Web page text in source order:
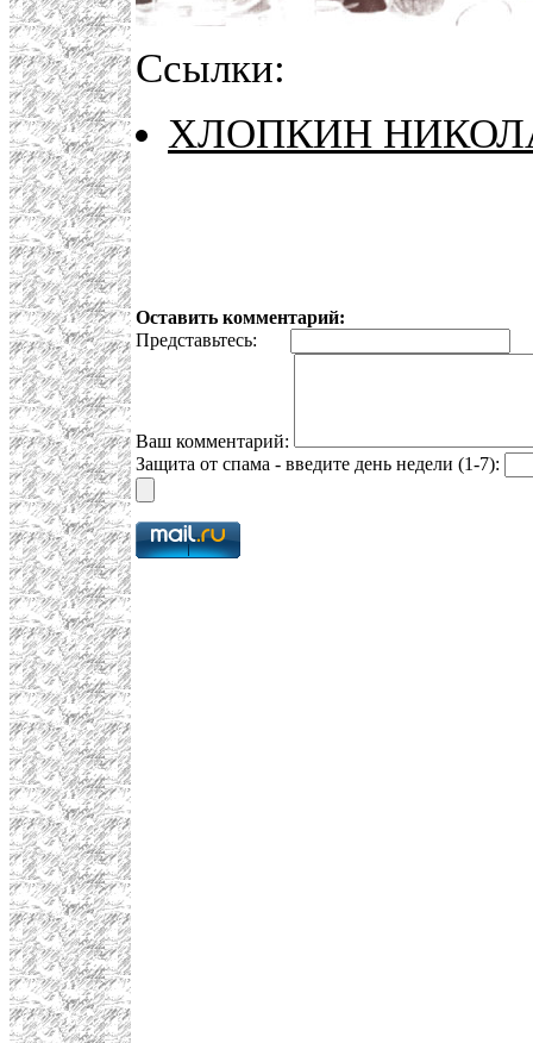
Ссылки:
ХЛОПКИН
Оставить комментарий:
Представьтесь:
Ваш комментарий:
Защита от спама - введите день недели (1-7):